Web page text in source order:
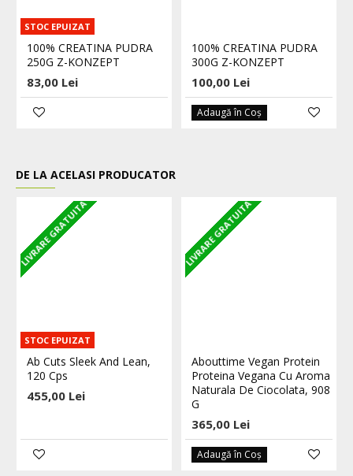
STOC EPUIZAT
100% CREATINA PUDRA
250G Z-KONZEPT
83,00 Lei
100% CREATINA PUDRA
300G Z-KONZEPT
100,00 Lei
Adaugă în Coş
DE LA ACELASI PRODUCATOR
LIVRARE GRATUITA
STOC EPUIZAT
Ab Cuts Sleek And Lean,
120 Cps
455,00 Lei
LIVRARE GRATUITA
Abouttime Vegan Protein
Proteina Vegana Cu Aroma
Naturala De Ciocolata, 908
G
365,00 Lei
Adaugă în Coş